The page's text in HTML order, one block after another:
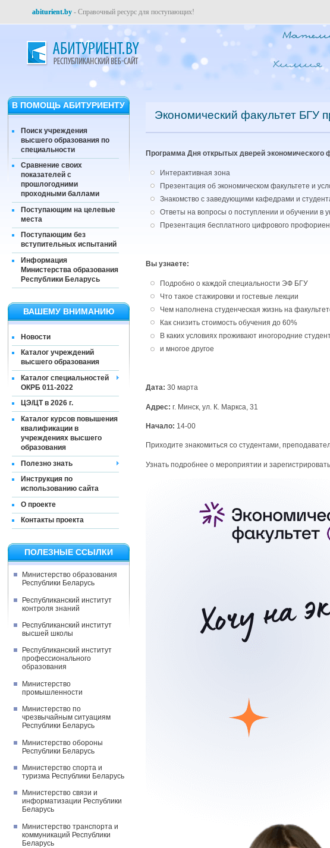
abiturient.by - Справочный ресурс для поступающих!
В ПОМОЩЬ АБИТУРИЕНТУ
Поиск учреждения
высшего образования по
специальности
Сравнение своих
показателей с
прошлогодними
проходными баллами
Поступающим на целевые
места
Поступающим без
вступительных испытаний
Информация
Министерства образования
Республики Беларусь
ВАШЕМУ ВНИМАНИЮ
Новости
Каталог учреждений
высшего образования
Каталог специальностей
ОКРБ 011-2022
ЦЭ/ЦТ в 2026 г.
Каталог курсов повышения
квалификации в
учреждениях высшего
образования
Полезно знать
Инструкция по
использованию сайта
О проекте
Контакты проекта
ПОЛЕЗНЫЕ ССЫЛКИ
Министерство образования
Республики Беларусь
Республиканский институт
контроля знаний
Республиканский институт
высшей школы
Республиканский институт
профессионального
образования
Министерство
промышленности
Министерство по
чрезвычайным ситуациям
Республики Беларусь
Министерство обороны
Республики Беларусь
Министерство спорта и
туризма Республики Беларусь
Министерство связи и
информатизации Республики
Беларусь
Министерство транспорта и
коммуникаций Республики
Беларусь
Экономический факультет БГУ
Программа Дня открытых дверей экономического
Интерактивная зона
Презентация об экономическом факультете и
Знакомство с заведующими кафедрами и
Ответы на вопросы о поступлении и обучении в
Презентация бесплатного цифрового
Вы узнаете:
Подробно о каждой специальности ЭФ БГУ
Что такое стажировки и гостевые лекции
Чем наполнена студенческая жизнь на
Как снизить стоимость обучения до 60%
В каких условиях проживают иногородние
и многое другое
Дата: 30 марта
Адрес: г. Минск, ул. К. Маркса, 31
Начало: 14-00
Приходите знакомиться со студентами,
Узнать подробнее о мероприятии и